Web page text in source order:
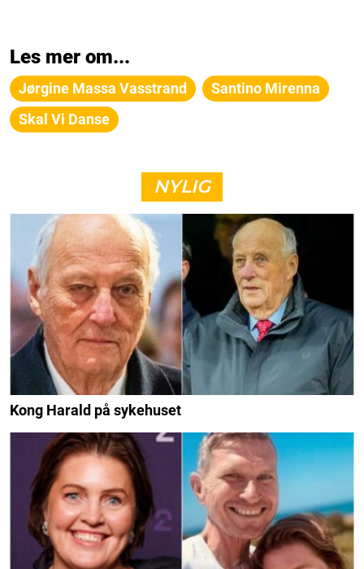
Les mer om...
Jørgine Massa Vasstrand
Santino Mirenna
Skal Vi Danse
NYLIG
Kong Harald på sykehuset